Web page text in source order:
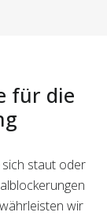
für die
sich staut oder
wir